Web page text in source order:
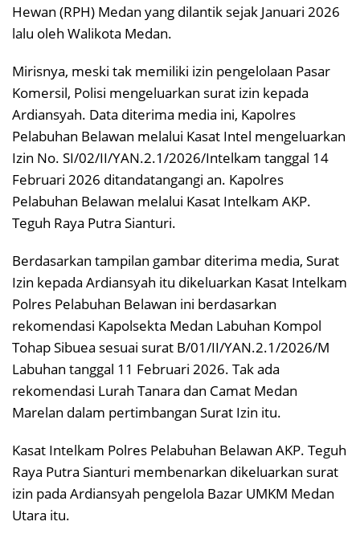
Hewan (RPH) Medan yang dilantik sejak Januari 2026
lalu oleh Walikota Medan.
Mirisnya, meski tak memiliki izin pengelolaan Pasar
Komersil, Polisi mengeluarkan surat izin kepada
Ardiansyah. Data diterima media ini, Kapolres
Pelabuhan Belawan melalui Kasat Intel mengeluarkan
Izin No. SI/02/II/YAN.2.1/2026/Intelkam tanggal 14
Februari 2026 ditandatangangi an. Kapolres
Pelabuhan Belawan melalui Kasat Intelkam AKP.
Teguh Raya Putra Sianturi.
Berdasarkan tampilan gambar diterima media, Surat
Izin kepada Ardiansyah itu dikeluarkan Kasat Intelkam
Polres Pelabuhan Belawan ini berdasarkan
rekomendasi Kapolsekta Medan Labuhan Kompol
Tohap Sibuea sesuai surat B/01/II/YAN.2.1/2026/M
Labuhan tanggal 11 Februari 2026. Tak ada
rekomendasi Lurah Tanara dan Camat Medan
Marelan dalam pertimbangan Surat Izin itu.
Kasat Intelkam Polres Pelabuhan Belawan AKP. Teguh
Raya Putra Sianturi membenarkan dikeluarkan surat
izin pada Ardiansyah pengelola Bazar UMKM Medan
Utara itu.